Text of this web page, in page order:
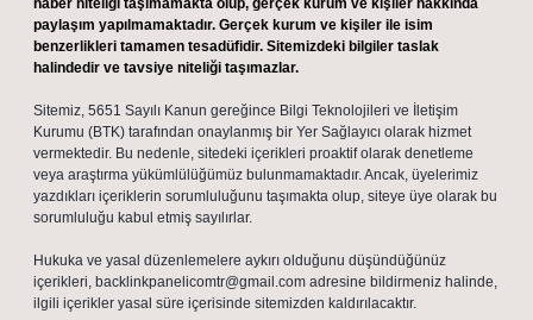
haber niteliği taşımamakta olup, gerçek kurum ve kişiler hakkında
paylaşım yapılmamaktadır. Gerçek kurum ve kişiler ile isim
benzerlikleri tamamen tesadüfidir. Sitemizdeki bilgiler taslak
halindedir ve tavsiye niteliği taşımazlar.
Sitemiz, 5651 Sayılı Kanun gereğince Bilgi Teknolojileri ve İletişim
Kurumu (BTK) tarafından onaylanmış bir Yer Sağlayıcı olarak hizmet
vermektedir. Bu nedenle, sitedeki içerikleri proaktif olarak denetleme
veya araştırma yükümlülüğümüz bulunmamaktadır. Ancak, üyelerimiz
yazdıkları içeriklerin sorumluluğunu taşımakta olup, siteye üye olarak bu
sorumluluğu kabul etmiş sayılırlar.
Hukuka ve yasal düzenlemelere aykırı olduğunu düşündüğünüz
içerikleri, backlinkpanelicomtr@gmail.com adresine bildirmeniz halinde,
ilgili içerikler yasal süre içerisinde sitemizden kaldırılacaktır.